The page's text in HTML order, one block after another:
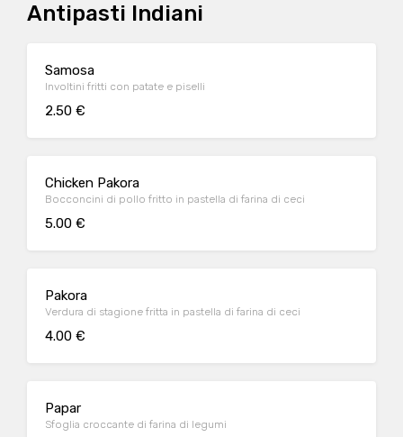
Antipasti Indiani
Samosa
Involtini fritti con patate e piselli
2.50 €
Chicken Pakora
Bocconcini di pollo fritto in pastella di farina di ceci
5.00 €
Pakora
Verdura di stagione fritta in pastella di farina di ceci
4.00 €
Papar
Sfoglia croccante di farina di legumi